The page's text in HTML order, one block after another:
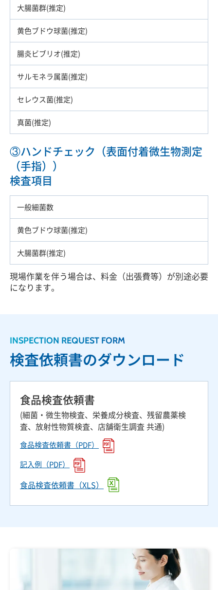
大腸菌群(推定)
黄色ブドウ球菌(推定)
腸炎ビブリオ(推定)
サルモネラ属菌(推定)
セレウス菌(推定)
真菌(推定)
③ハンドチェック（表面付着微生物測定
（手指））
検査項目
一般細菌数
黄色ブドウ球菌(推定)
大腸菌群(推定)
現場作業を伴う場合は、料金（出張費等）が別途必要
になります。
INSPECTION REQUEST FORM
検査依頼書のダウンロード
食品検査依頼書
(細菌・微生物検査、栄養成分検査、残留農薬検
査、放射性物質検査、店舗衛生調査 共通)
食品検査依頼書（PDF）
記入例（PDF）
食品検査依頼書（XLS）